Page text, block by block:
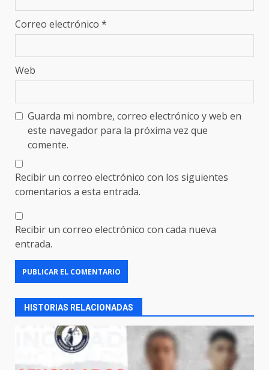
Correo electrónico *
Web
Guarda mi nombre, correo electrónico y web en
este navegador para la próxima vez que
comente.
Recibir un correo electrónico con los siguientes
comentarios a esta entrada.
Recibir un correo electrónico con cada nueva
entrada.
HISTORIAS RELACIONADAS